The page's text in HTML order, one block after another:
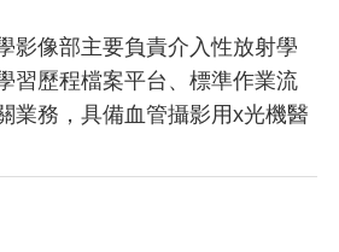
影像部主要負責介入性放射學
習歷程檔案平台、標準作業流
業務，具備血管攝影用x光機醫